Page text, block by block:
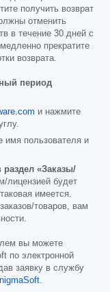
получить возврат
отменить
в течение 30 дней с
прекратите
возврата.
период
и нажмите
имя пользователя и
раздел «Заказы/
лицензией будет
имеется.
товаров, вам
вы можете
по электронной
заявку в службу
.